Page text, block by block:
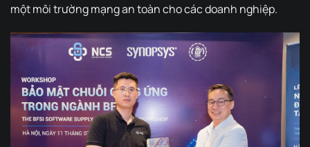
một môi trường mạng an toàn cho các doanh nghiệp.